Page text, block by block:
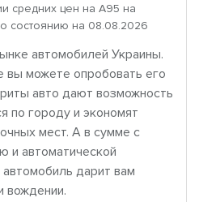
средних цен на A95 на
состоянию на 08.08.2026
автомобилей Украины.
вы можете опробовать его
авто дают возможность
по городу и экономят
мест. А в сумме с
и автоматической
дарит вам
вождении.